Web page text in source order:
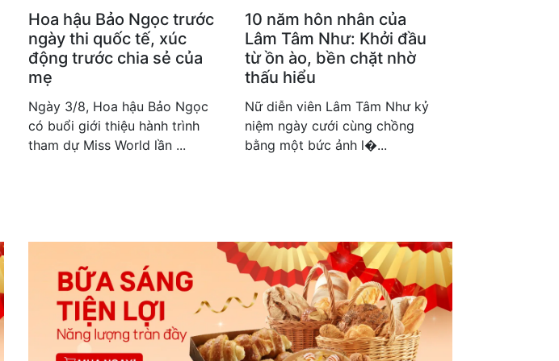
Hoa hậu Bảo Ngọc trước
ngày thi quốc tế, xúc
động trước chia sẻ của
mẹ
Ngày 3/8, Hoa hậu Bảo Ngọc
có buổi giới thiệu hành trình
tham dự Miss World lần ...
10 năm hôn nhân của
Lâm Tâm Như: Khởi đầu
từ ồn ào, bền chặt nhờ
thấu hiểu
Nữ diễn viên Lâm Tâm Như kỷ
niệm ngày cưới cùng chồng
bằng một bức ảnh l�...